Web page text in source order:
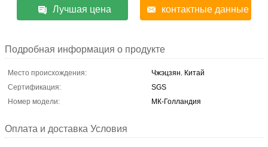
Лучшая цена контактные данные
Подробная информация о продукте
Место происхождения:
Чжэцзян. Китай
Сертификация:
SGS
Номер модели:
МК-Голландия
Оплата и доставка Условия